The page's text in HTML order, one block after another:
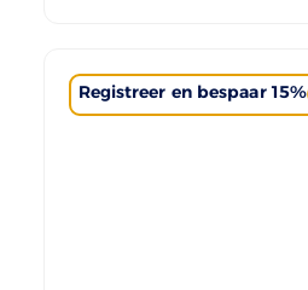
Registreer en bespaar 15%